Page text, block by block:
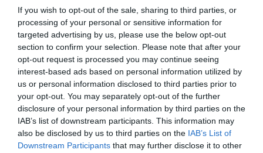
If you wish to opt-out of the sale, sharing to third parties, or
processing of your personal or sensitive information for
targeted advertising by us, please use the below opt-out
section to confirm your selection. Please note that after your
opt-out request is processed you may continue seeing
interest-based ads based on personal information utilized by
us or personal information disclosed to third parties prior to
your opt-out. You may separately opt-out of the further
disclosure of your personal information by third parties on the
IAB’s list of downstream participants. This information may
also be disclosed by us to third parties on the IAB’s List of
Downstream Participants that may further disclose it to other
15€
Πληροφορίες / Κρατήσεις:
Τηλ.: 210 9226975 |stn.gr
Ακολουθήστε το Culturenow.gr στοGoogle News
μάθετε πρώτοι όλες τις ειδήσεις
Δείτε όλα τατελευταία νέαγια την Τέχνη και τον